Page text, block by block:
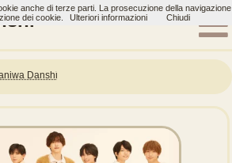
Danshi
anche di terze parti. La prosecuzione della navigazione
dei cookie.
Ulteriori informazioni Chiudi